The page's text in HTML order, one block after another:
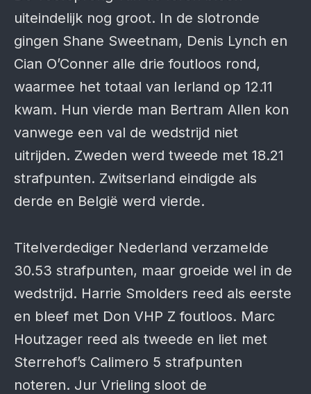
uiteindelijk nog groot. In de slotronde
gingen Shane Sweetnam, Denis Lynch en
Cian O’Conner alle drie foutloos rond,
waarmee het totaal van Ierland op 12.11
kwam. Hun vierde man Bertram Allen kon
vanwege een val de wedstrijd niet
uitrijden. Zweden werd tweede met 18.21
strafpunten. Zwitserland eindigde als
derde en België werd vierde.
Titelverdediger Nederland verzamelde
30.53 strafpunten, maar groeide wel in de
wedstrijd. Harrie Smolders reed als eerste
en bleef met Don VHP Z foutloos. Marc
Houtzager reed als tweede en liet met
Sterrehof’s Calimero 5 strafpunten
noteren. Jur Vrieling sloot de